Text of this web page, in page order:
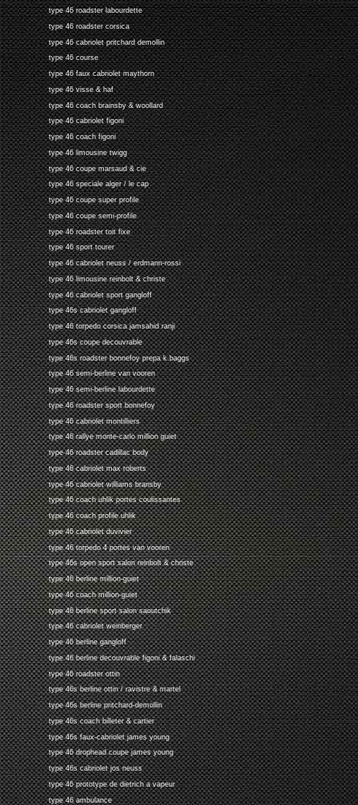
type 46 roadster labourdette
type 46 roadster corsica
type 46 cabriolet pritchard demollin
type 46 course
type 46 faux cabriolet maythorn
type 46 visse & haf
type 46 coach brainsby & woollard
type 46 cabriolet figoni
type 46 coach figoni
type 46 limousine twigg
type 46 coupe marsaud & cie
type 46 speciale alger / le cap
type 46 coupe super profile
type 46 coupe semi-profile
type 46 roadster toit fixe
type 46 sport tourer
type 46 cabriolet neuss / erdmann-rossi
type 46 limousine reinbolt & christe
type 46 cabriolet sport gangloff
type 46s cabriolet gangloff
type 46 torpedo corsica jamsahid ranji
type 46s coupe decouvrable
type 46s roadster bonnefoy prepa k.baggs
type 46 semi-berline van vooren
type 46 semi-berline labourdette
type 46 roadster sport bonnefoy
type 46 cabriolet montilliers
type 46 rallye monte-carlo million guiet
type 46 roadster cadillac body
type 46 cabriolet max roberts
type 46 cabriolet williams bransby
type 46 coach uhlik portes coulissantes
type 46 coach profile uhlik
type 46 cabriolet duvivier
type 46 torpedo 4 portes van vooren
type 46s open sport salon reinbolt & christe
type 46 berline million-guiet
type 46 coach million-guiet
type 46 berline sport salon saoutchik
type 46 cabriolet weinberger
type 46 berline gangloff
type 46 berline decouvrable figoni & falaschi
type 46 roadster ottin
type 46s berline ottin / ravistre & martel
type 46s berline pritchard-demollin
type 46s coach billeter & cartier
type 46s faux-cabriolet james young
type 46 drophead coupe james young
type 46s cabriolet jos neuss
type 46 prototype de dietrich a vapeur
type 46 ambulance